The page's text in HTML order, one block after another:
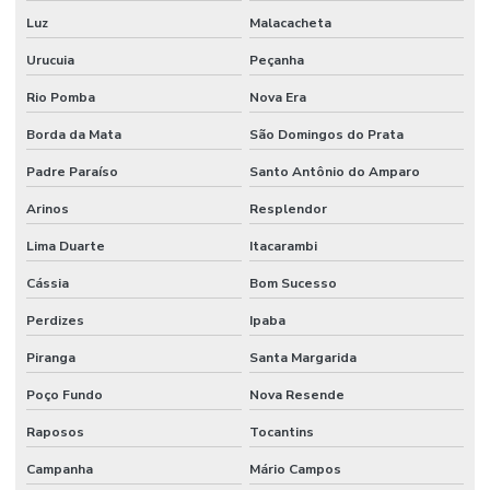
Luz Malacacheta
Urucuia Peçanha
Rio Pomba Nova Era
Borda da Mata São Domingos do Prata
Padre Paraíso Santo Antônio do Amparo
Arinos Resplendor
Lima Duarte Itacarambi
Cássia Bom Sucesso
Perdizes Ipaba
Piranga Santa Margarida
Poço Fundo Nova Resende
Raposos Tocantins
Campanha Mário Campos